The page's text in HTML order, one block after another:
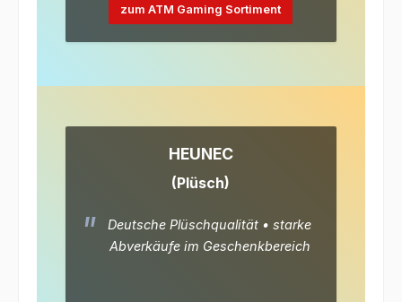
zum ATM Gaming Sortiment
HEUNEC
(Plüsch)
Deutsche Plüschqualität • starke
Abverkäufe im Geschenkbereich